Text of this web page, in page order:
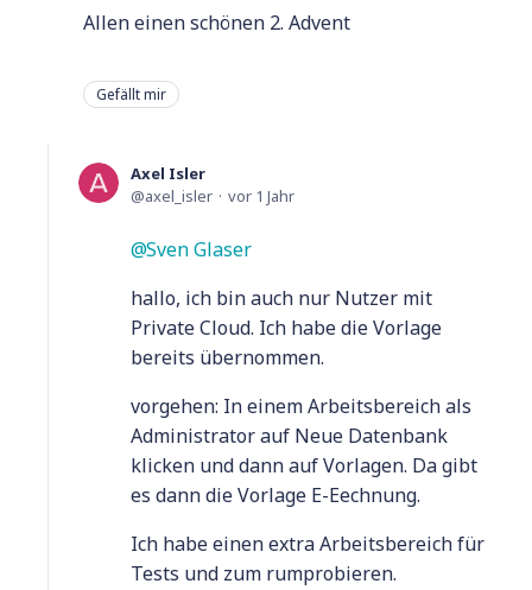
Allen einen schönen 2. Advent
Gefällt mir
Axel Isler
axel_isler
vor 1 Jahr
Sven Glaser
hallo, ich bin auch nur Nutzer mit
Private Cloud. Ich habe die Vorlage
bereits übernommen.
vorgehen: In einem Arbeitsbereich als
Administrator auf Neue Datenbank
klicken und dann auf Vorlagen. Da gibt
es dann die Vorlage E-Eechnung.
Ich habe einen extra Arbeitsbereich für
Tests und zum rumprobieren.